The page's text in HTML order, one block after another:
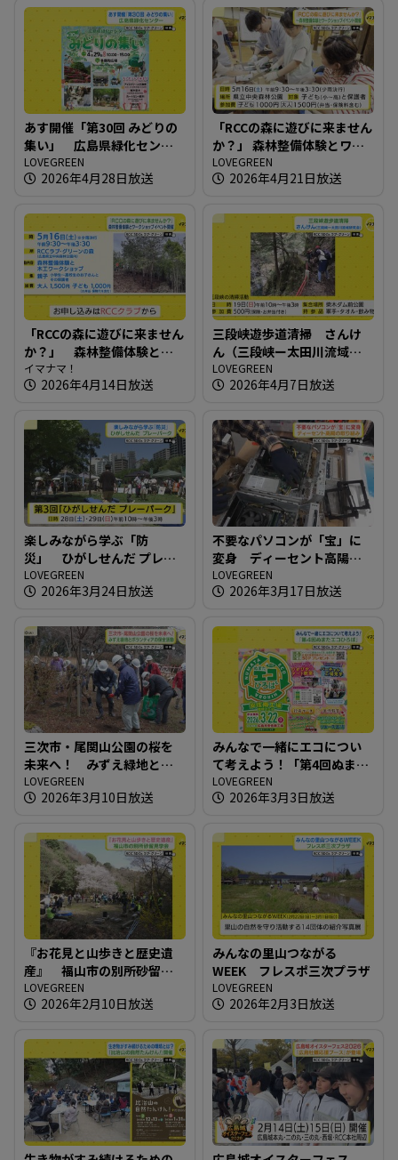
あす開催「第30回 みどりの
集い」 広島県緑化センタ
ー
LOVEGREEN
2026年4月28日放送
「RCCの森に遊びに来ません
か？」 森林整備体験とワー
クショップイベント開催
LOVEGREEN
2026年4月21日放送
「RCCの森に遊びに来ません
か？」 森林整備体験とワ
ークショップイベント開催
イマナマ！
2026年4月14日放送
三段峡遊歩道清掃 さんけ
ん（三段峡ー太田川流域研
究会）
LOVEGREEN
2026年4月7日放送
楽しみながら学ぶ「防
災」 ひがしせんだ プレー
パーク
LOVEGREEN
2026年3月24日放送
不要なパソコンが「宝」に
変身 ディーセント高陽の
取り組み
LOVEGREEN
2026年3月17日放送
三次市・尾関山公園の桜を
未来へ！ みずえ緑地とボ
ランティアの保全活動
LOVEGREEN
2026年3月10日放送
みんなで一緒にエコについ
て考えよう！「第4回ぬまた
エコひろば」
LOVEGREEN
2026年3月3日放送
『お花見と山歩きと歴史遺
産』 福山市の別所砂留見
学会
LOVEGREEN
2026年2月10日放送
みんなの里山つながる
WEEK フレスポ三次プラザ
LOVEGREEN
2026年2月3日放送